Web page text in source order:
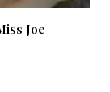
Joe